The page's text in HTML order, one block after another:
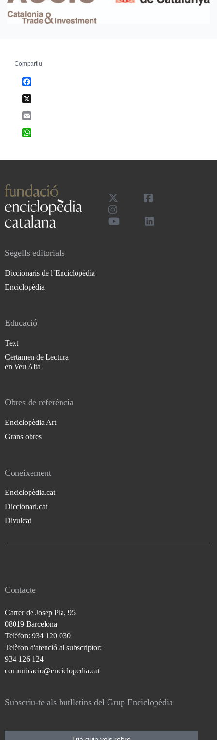
Compartiu
Segells editorials
Diccionaris de l`Enciclopèdia
Enciclopèdia
Educació
Text
Certamen de Lectura
en Veu Alta
Obres de referència
Enciclopèdia Art
Grans obres
Coneixement
Enciclopèdia.cat
Diccionari.cat
Divulcat
Contacte
Carrer de Josep Pla, 95
08019 Barcelona
Telèfon: 934 120 030
Telèfon d'atenció al subscriptor:
934 126 124
comunicacio@enciclopedia.cat
Subscriu-te als butlletins del Grup Enciclopèdia